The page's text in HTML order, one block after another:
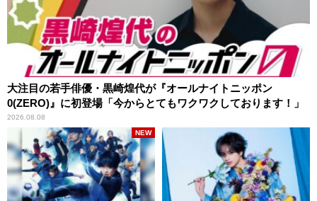
大注目の若手俳優・黒崎煌代が『オールナイトニッポン
0(ZERO)』に初登場「今からとてもワクワクしております！」
2026.08.08
NEW